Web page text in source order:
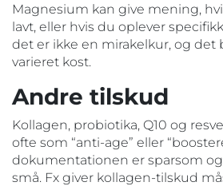
Magnesium kan give mening,
lavt, eller hvis du oplever
det er ikke en mirakelkur, og det
varieret kost.
Andre tilskud
Kollagen, probiotika, Q10 og
ofte som “anti-age” eller
dokumentationen er sparsom
små. Fx giver kollagen-tilskud